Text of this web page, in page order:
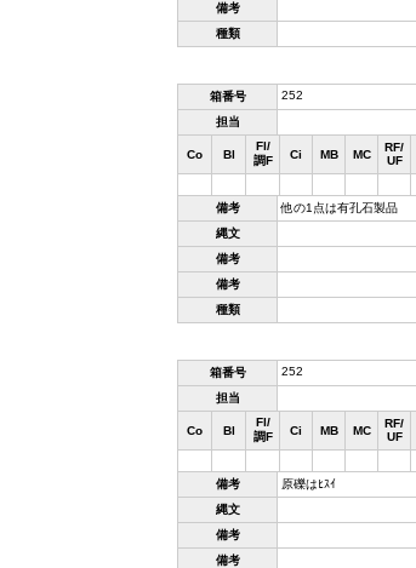
備考
種類
箱番号 252
担当
Co Bl
Fl/
調F
Ci MB MC
RF/
UF
備考
他の1点は有孔石製品
縄文
備考
備考
種類
箱番号 252
担当
Co Bl
Fl/
調F
Ci MB MC
RF/
UF
備考
原礫はﾋｽｲ
縄文
備考
備考